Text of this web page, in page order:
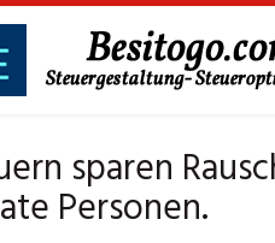
sparen
Personen.